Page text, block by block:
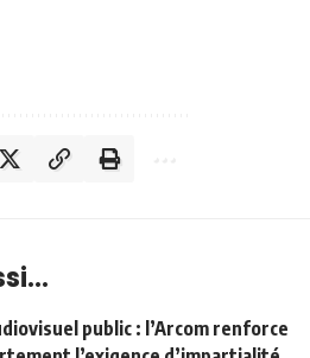
public : l’Arcom renforce